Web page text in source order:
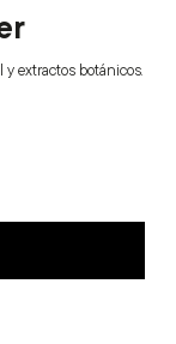
extractos botánicos.